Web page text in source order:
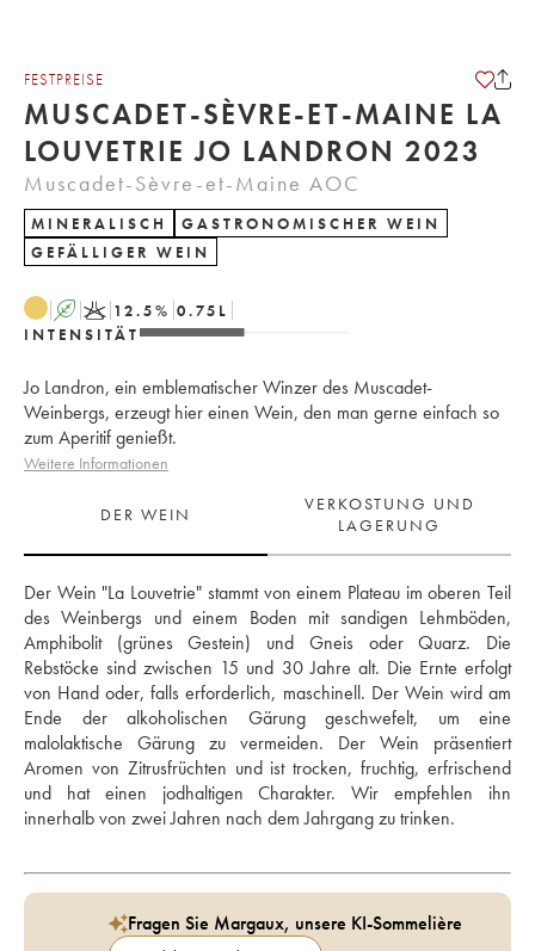
FESTPREISE
MUSCADET-SÈVRE-ET-MAINE LA
LOUVETRIE JO LANDRON 2023
Muscadet-Sèvre-et-Maine AOC
MINERALISCH
GASTRONOMISCHER WEIN
GEFÄLLIGER WEIN
A K 12.5% 0.75 L
INTENSITÄT
Jo Landron, ein emblematischer Winzer des Muscadet-
Weinbergs, erzeugt hier einen Wein, den man gerne einfach so
zum Aperitif genießt.
Weitere Informationen
DER WEIN
VERKOSTUNG UND
LAGERUNG
Der Wein "La Louvetrie" stammt von einem Plateau im oberen Teil
des Weinbergs und einem Boden mit sandigen Lehmböden,
Amphibolit (grünes Gestein) und Gneis oder Quarz. Die
Rebstöcke sind zwischen 15 und 30 Jahre alt. Die Ernte erfolgt
von Hand oder, falls erforderlich, maschinell. Der Wein wird am
Ende der alkoholischen Gärung geschwefelt, um eine
malolaktische Gärung zu vermeiden. Der Wein präsentiert
Aromen von Zitrusfrüchten und ist trocken, fruchtig, erfrischend
und hat einen jodhaltigen Charakter. Wir empfehlen ihn
innerhalb von zwei Jahren nach dem Jahrgang zu trinken.
Fragen Sie Margaux, unsere KI-Sommelière